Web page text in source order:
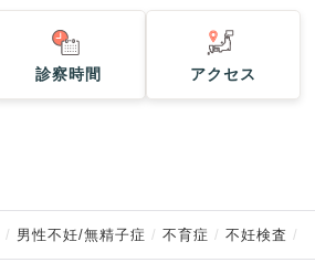
診察時間 アクセス
男性不妊/無精子症 不育症 不妊検査